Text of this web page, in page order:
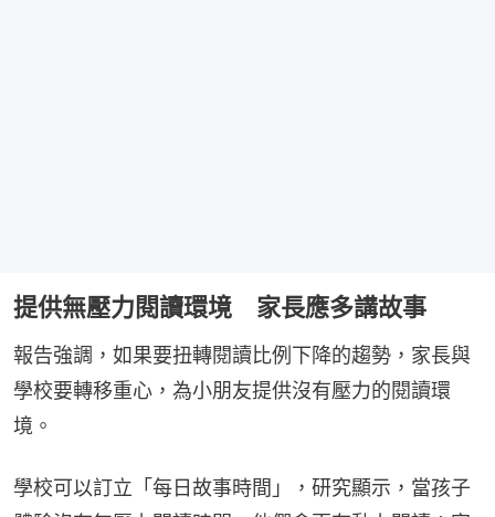
提供無壓力閱讀環境 家長應多講故事
報告強調，如果要扭轉閱讀比例下降的趨勢，家長與
學校要轉移重心，為小朋友提供沒有壓力的閱讀環
境。
學校可以訂立「每日故事時間」，研究顯示，當孩子